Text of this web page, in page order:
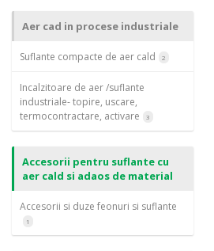
Aer cad in procese industriale
Suflante compacte de aer cald 2
Incalzitoare de aer /suflante
industriale- topire, uscare,
termocontractare, activare
3
Accesorii pentru suflante cu
aer cald si adaos de material
Accesorii si duze feonuri si suflante
1